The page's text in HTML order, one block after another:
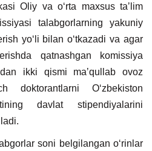
Oliy va oʻrta maxsus taʼlim
talabgorlarning yakuniy
yoʻli bilan oʻtkazadi va agar
qatnashgan komissiya
ikki qismi maʼqullab ovoz
doktorantlarni Oʻzbekiston
davlat stipendiyalarini
soni belgilangan oʻrinlar